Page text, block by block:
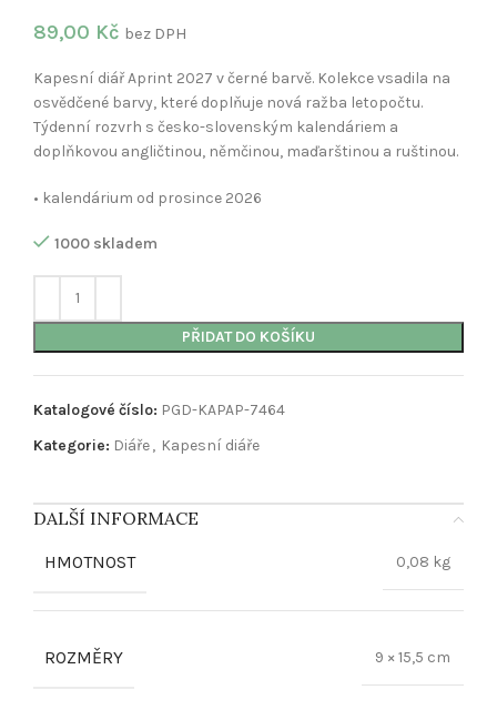
89,00 Kč bez DPH
Kapesní diář Aprint 2027 v černé barvě. Kolekce vsadila na
osvědčené barvy, které doplňuje nová ražba letopočtu.
Týdenní rozvrh s česko-slovenským kalendáriem a
doplňkovou angličtinou, němčinou, maďarštinou a ruštinou.
• kalendárium od prosince 2026
1000 skladem
PŘIDAT DO KOŠÍKU
Katalogové číslo: PGD-KAPAP-7464
Kategorie: Diáře, Kapesní diáře
DALŠÍ INFORMACE
HMOTNOST 0,08 kg
ROZMĚRY 9 × 15,5 cm